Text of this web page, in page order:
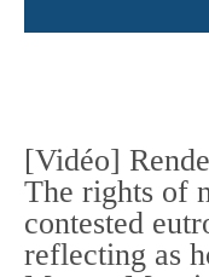
[Vidéo]
The rights of
contested
reflecting as